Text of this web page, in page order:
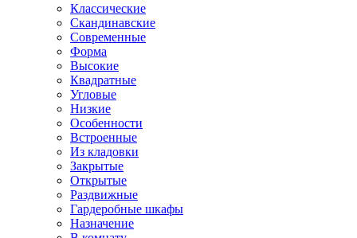
Классические
Скандинавские
Современные
Форма
Высокие
Квадратные
Угловые
Низкие
Особенности
Встроенные
Из кладовки
Закрытые
Открытые
Раздвижные
Гардеробные шкафы
Назначение